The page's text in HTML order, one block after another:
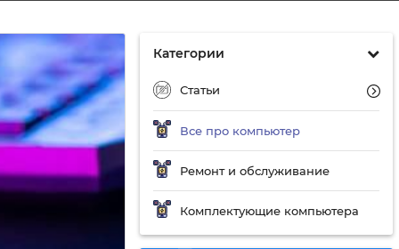
Категории
Статьи
Все про компьютер
Ремонт и обслуживание
Комплектующие компьютера